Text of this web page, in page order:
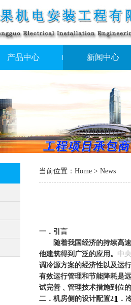
产品中心 新闻中心
当前位置： Home > News
一．引言
随着我国经济的持续高速
他建筑得到广泛的应用。 中
调冷源方案的经济性以及运
有效运行管理和节能降耗是
试完善﹑管理技术措施到位的
二．机房侧的设计配置2 ．
1